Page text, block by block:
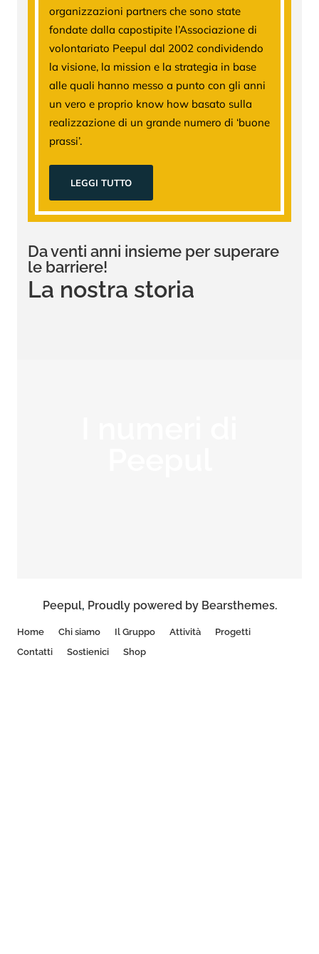
organizzazioni partners che sono state
fondate dalla capostipite l’Associazione di
volontariato Peepul dal 2002 condividendo
la visione, la mission e la strategia in base
alle quali hanno messo a punto con gli anni
un vero e proprio know how basato sulla
realizzazione di un grande numero di ‘buone
prassi’.
LEGGI TUTTO
Da venti anni insieme per superare
le barriere!
La nostra storia
Peepul, Proudly powered by Bearsthemes.
Home Chi siamo Il Gruppo Attività
Progetti
Contatti
Sostienici Shop